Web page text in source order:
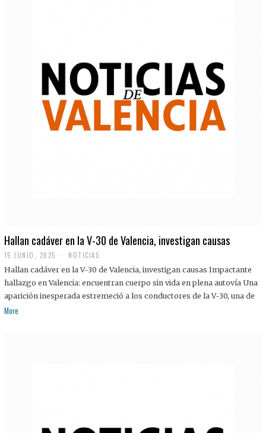
Hallan cadáver en la V-30 de Valencia, investigan causas
15 JUNIO, 2025 NOTICIAS
Hallan cadáver en la V-30 de Valencia, investigan causas Impactante
hallazgo en Valencia: encuentran cuerpo sin vida en plena autovía Una
aparición inesperada estremeció a los conductores de la V-30, una de
More